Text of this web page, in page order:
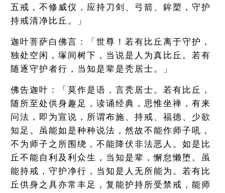
五戒，不修威仪，应持刀剑、弓箭、鉾槊，守护
持戒清净比丘。」
迦叶菩萨白佛言：「世尊！若有比丘离于守护，
独处空闲，塚间树下，当说是人为真比丘。若有
随逐守护者行，当知是辈是秃居士。」
佛告迦叶：「莫作是语，言秃居士。若有比丘，
随所至处供身趣足，读诵经典，思惟坐禅，有来
问法，即为宣说，所谓布施、持戒、福德、少欲
知足。虽能如是种种说法，然故不能作师子吼，
不为师子之所围绕，不能降伏非法恶人。如是比
丘不能自利及利众生，当知是辈，懈怠懒堕。虽
能持戒，守护净行，当知是人无所能为。若有比
丘供身之具亦常丰足，复能护持所受禁戒，能师